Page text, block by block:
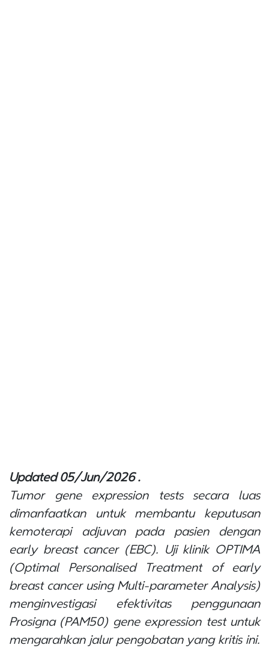
Updated 05/Jun/2026 .
Tumor gene expression testssecara luas
dimanfaatkan untuk membantu keputusan
kemoterapi adjuvan pada pasien dengan
early breast cancer(EBC). Uji klinik OPTIMA
(Optimal Personalised Treatment of early
breast cancer using Multi-parameter Analysis)
menginvestigasi efektivitas penggunaan
Prosigna (PAM50) gene expression testuntuk
mengarahkan jalur pengobatan yang kritis ini.